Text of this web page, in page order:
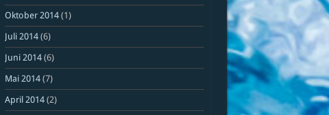
Oktober 2014(1)
Juli 2014(6)
Juni 2014(6)
Mai 2014(7)
April 2014(2)